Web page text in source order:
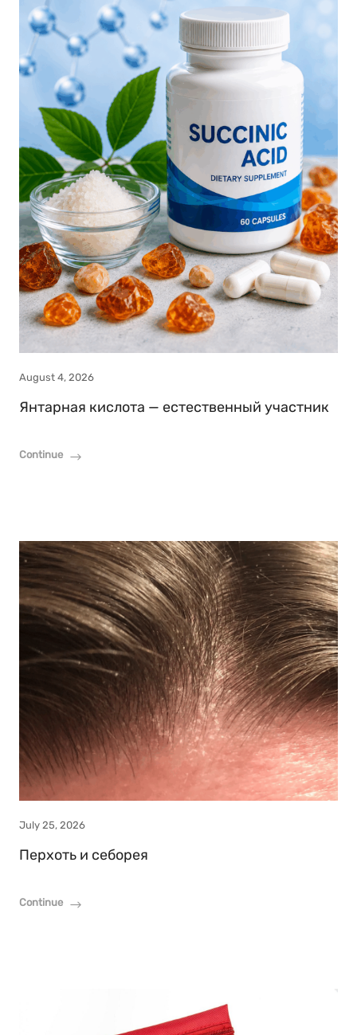
August 4, 2026
Янтарная кислота — естественный участник
Continue
July 25, 2026
Перхоть и себорея
Continue